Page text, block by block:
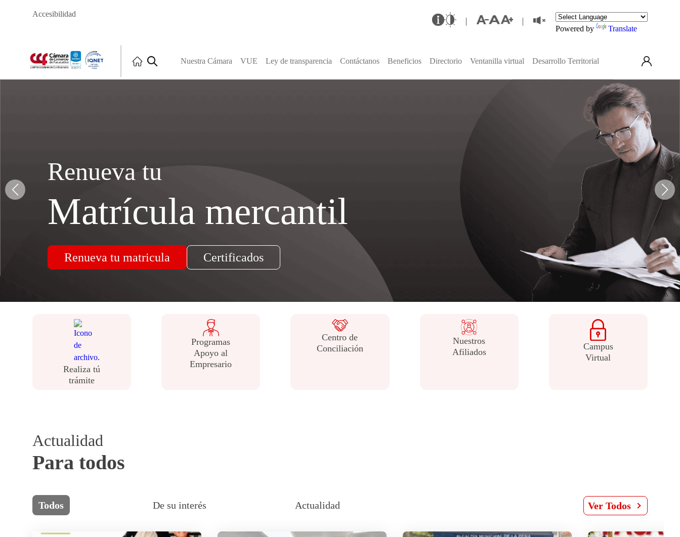
Accesibilidad
Powered by
Translate
Nuestra Cámara
Junta Directiva y Colaboradores
VUE Ley de transparencia
Tramites y Servicios
Instrumentos de la gestión
pública
Mecanismo de contacto con el
Información de la entidad
Información Específica Para
Contáctanos Beneficios Directorio Ventanilla virtual Desarrollo Territorial
Realiza tú
trámite
Programas
Apoyo al
Empresario
Centro de
Conciliación
Nuestros
Afiliados
Campus
Virtual
Actualidad
Para todos
Todos De su interés Actualidad Ver Todos